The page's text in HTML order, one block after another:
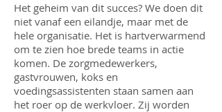
Het geheim van dit succes? We doen dit
niet vanaf een eilandje, maar met de
hele organisatie. Het is hartverwarmend
om te zien hoe brede teams in actie
komen. De zorgmedewerkers,
gastvrouwen, koks en
voedingsassistenten staan samen aan
het roer op de werkvloer. Zij worden